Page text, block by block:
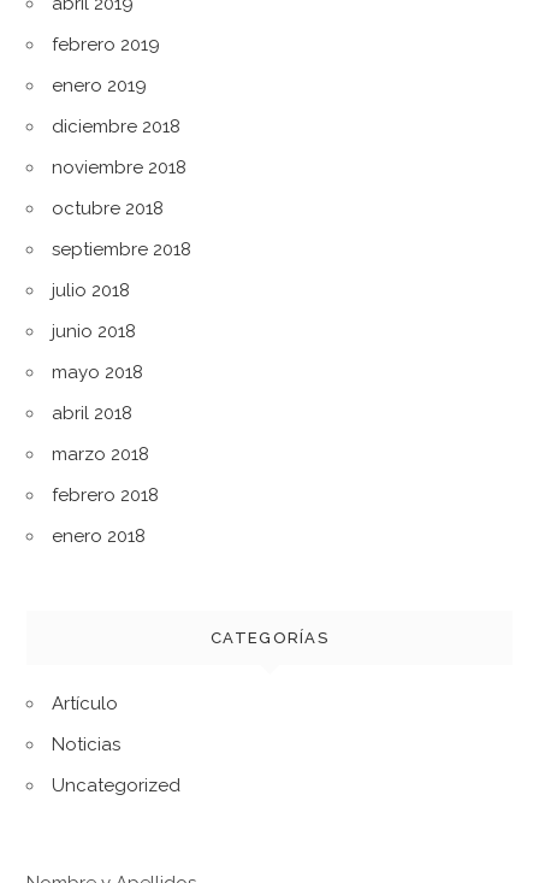
febrero 2019
enero 2019
diciembre 2018
noviembre 2018
octubre 2018
septiembre 2018
julio 2018
junio 2018
mayo 2018
abril 2018
marzo 2018
febrero 2018
enero 2018
CATEGORÍAS
Artículo
Noticias
Uncategorized